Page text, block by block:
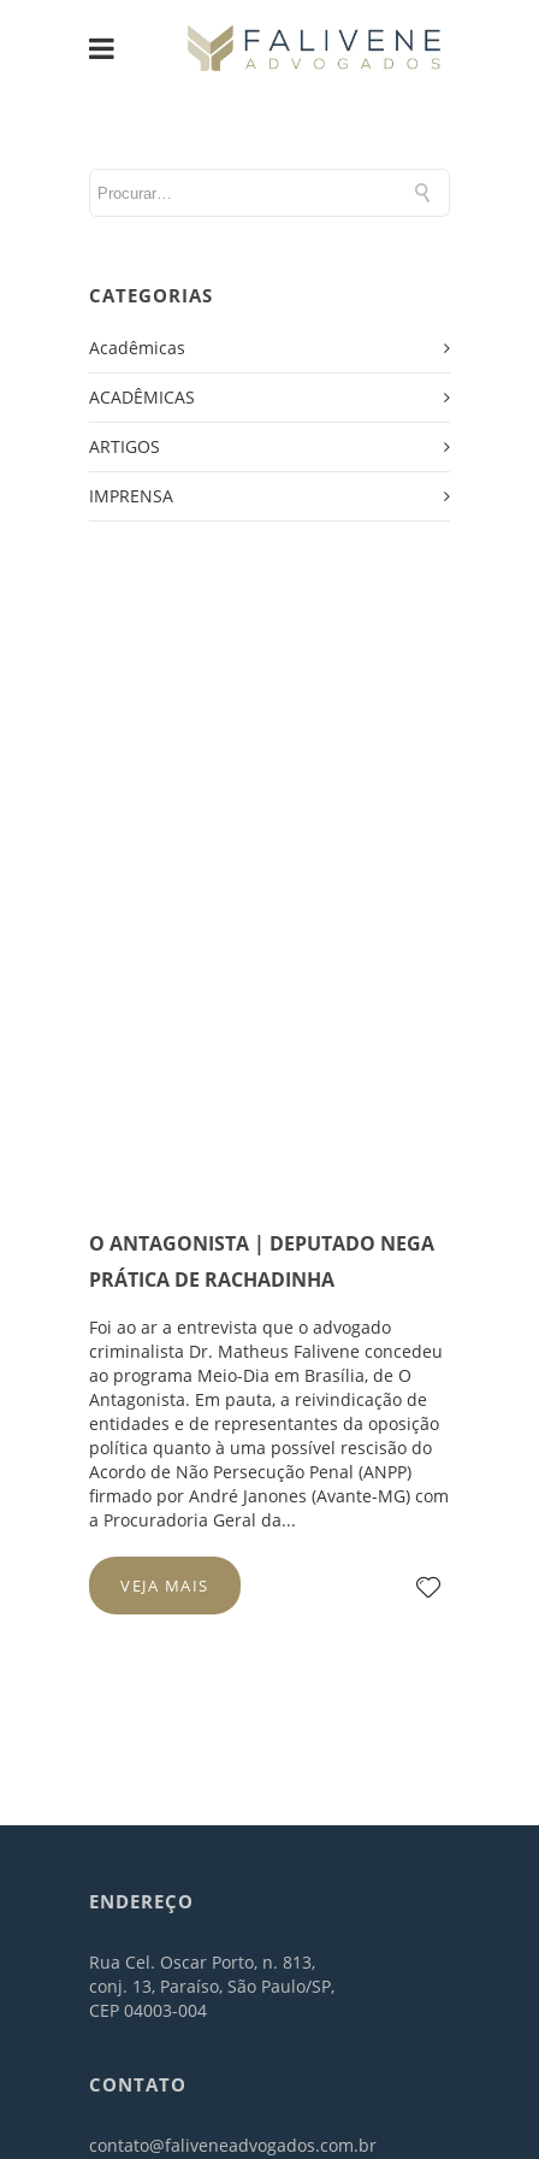
CATEGORIAS
Acadêmicas
ACADÊMICAS
ARTIGOS
IMPRENSA
O ANTAGONISTA | DEPUTADO NEGA
PRÁTICA DE RACHADINHA
Foi ao ar a entrevista que o advogado
criminalista Dr. Matheus Falivene concedeu
ao programa Meio-Dia em Brasília, de O
Antagonista. Em pauta, a reivindicação de
entidades e de representantes da oposição
política quanto à uma possível rescisão do
Acordo de Não Persecução Penal (ANPP)
firmado por André Janones (Avante-MG) com
a Procuradoria Geral da...
VEJA MAIS
ENDEREÇO
Rua Cel. Oscar Porto, n. 813,
conj. 13, Paraíso, São Paulo/SP,
CEP 04003-004
CONTATO
contato@faliveneadvogados.com.br